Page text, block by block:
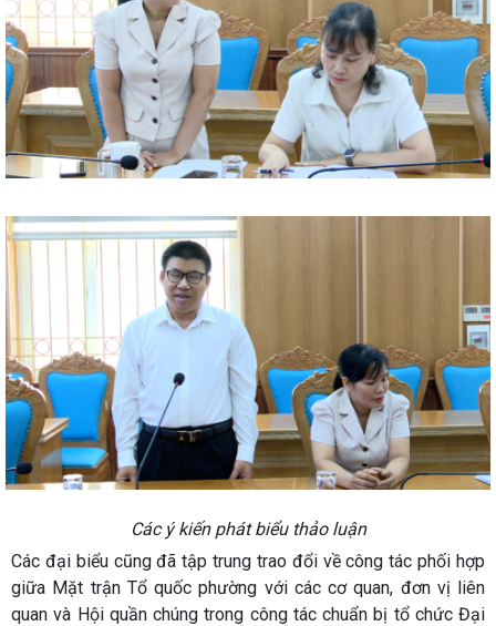
Các ý kiến phát biểu thảo luận
Các đại biểu cũng đã tập trung trao đổi về công tác phối hợp
giữa Mặt trận Tổ quốc phường với các cơ quan, đơn vị liên
quan và Hội quần chúng trong công tác chuẩn bị tổ chức Đại